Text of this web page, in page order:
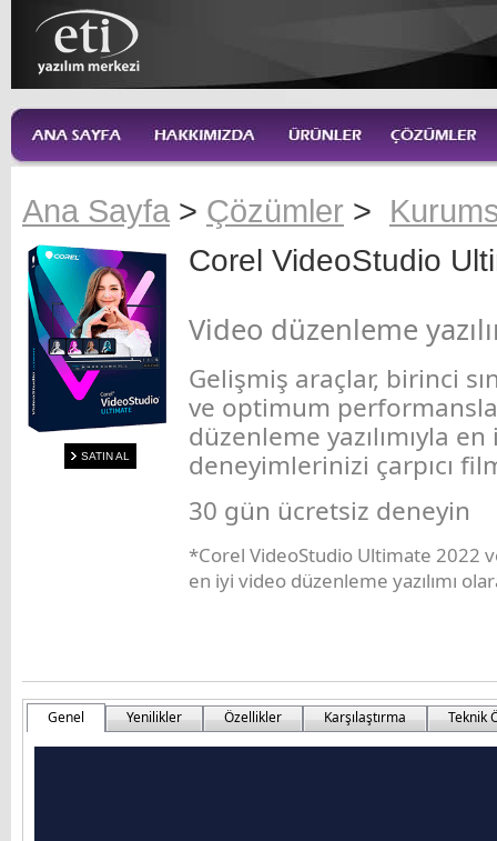
Ana Sayfa > Çözümler >
SATIN AL
Corel VideoStudio
Video düzenleme
Gelişmiş araçlar, birinci
ve optimum
düzenleme yazılımıyla en
deneyimlerinizi çarpıcı
30 gün ücretsiz deneyin
*Corel VideoStudio Ultimate 2022
en iyi video düzenleme yazılımı
Genel Yenilikler Özellikler Karşılaştırma Teknik